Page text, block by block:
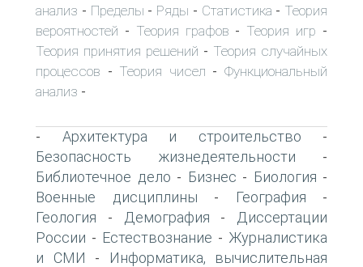
Математическая физика-Математический
анализ-Пределы-Ряды-Статистика-Теория
вероятностей-Теория графов-Теория игр-
Теория принятия решений- Теория случайных
процессов
-Архитектура и строительство -
Безопасность жизнедеятельности-
Библиотечное дело-Бизнес -Биология -
Военные дисциплины- География -
Геология -Демография-Диссертации
России
- Естествознание -Журналистика